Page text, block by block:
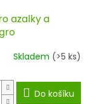
azalky a
Skladem (>5 ks)
Do košíku